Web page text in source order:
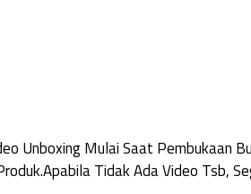
Unboxing Mulai Saat Pembukaan
Tidak Ada Video Tsb,